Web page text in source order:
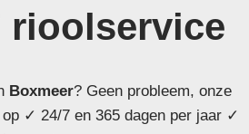
rioolservice
Boxmeer? Geen probleem, onze
✓ 24/7 en 365 dagen per jaar ✓